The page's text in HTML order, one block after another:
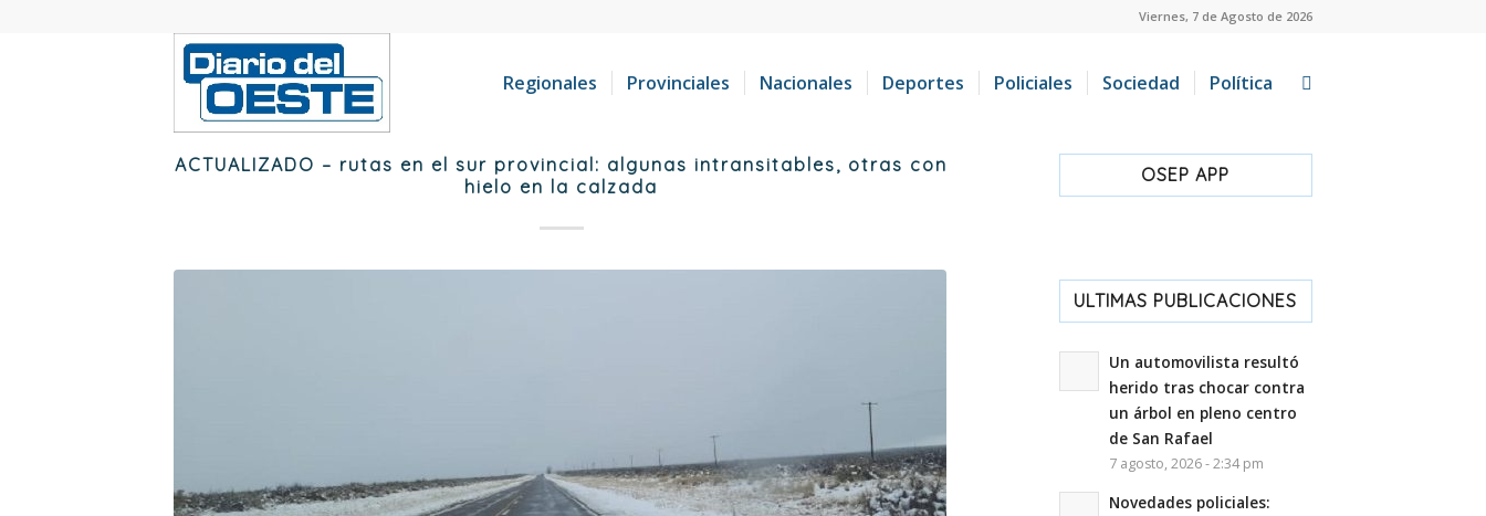
Viernes, 7 de Agosto de 2026
Regionales Provinciales Nacionales Deportes Policiales Sociedad Política
ACTUALIZADO – rutas en el sur provincial: algunas intransitables, otras con
hielo en la calzada
OSEP APP
ULTIMAS PUBLICACIONES
Un automovilista resultó
herido tras chocar contra
un árbol en pleno centro
de San Rafael
7 agosto, 2026 - 2:34 pm
Novedades policiales: